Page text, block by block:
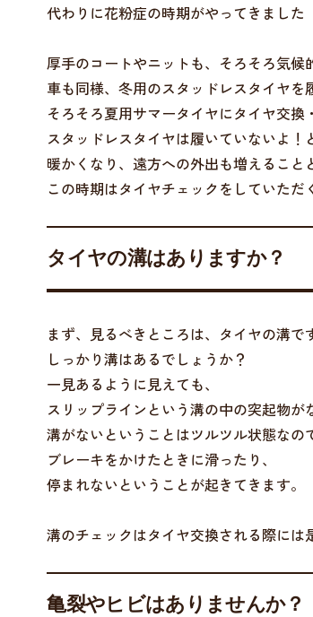
代わりに花粉症の時期がやってきました
厚手のコートやニットも、そろそろ気候
車も同様、冬用のスタッドレスタイヤを
そろそろ夏用サマータイヤにタイヤ交換
スタッドレスタイヤは履いていないよ！
暖かくなり、遠方への外出も増えること
この時期はタイヤチェックをしていただ
タイヤの溝はありますか？
まず、見るべきところは、タイヤの溝で
しっかり溝はあるでしょうか？
一見あるように見えても、
スリップラインという溝の中の突起物が
溝がないということはツルツル状態なの
ブレーキをかけたときに滑ったり、
停まれないということが起きてきます。
溝のチェックはタイヤ交換される際には
亀裂やヒビはありませんか？